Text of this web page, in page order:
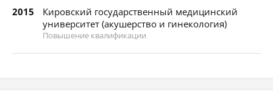
2015
Кировский государственный медицинский
университет (акушерство и гинекология)
Повышение квалификации